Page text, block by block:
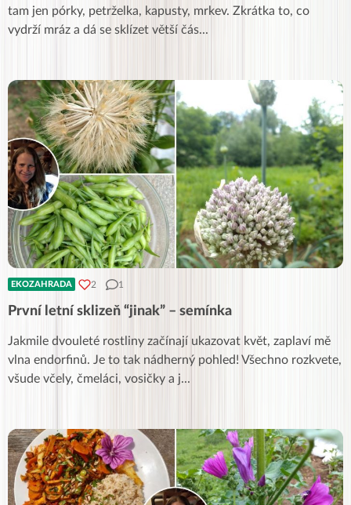
tam jen pórky, petrželka, kapusty, mrkev. Zkrátka to, co
vydrží mráz a dá se sklízet větší čás...
EKOZAHRADA 2 1
První letní sklizeň “jinak” – semínka
Jakmile dvouleté rostliny začínají ukazovat květ, zaplaví mě
vlna endorfinů. Je to tak nádherný pohled! Všechno rozkvete,
všude včely, čmeláci, vosičky a j...